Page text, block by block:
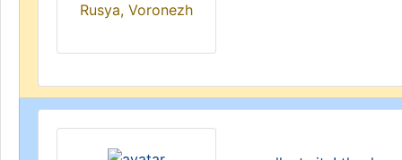
Rusya, Voronezh